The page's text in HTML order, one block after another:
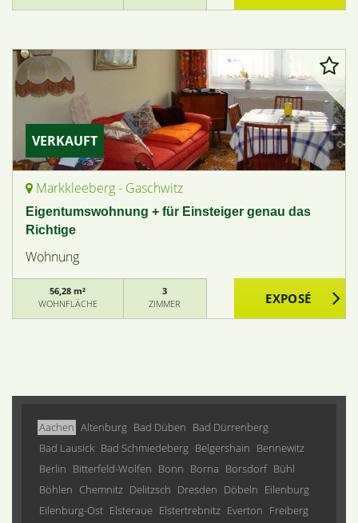
VERKAUFT
Markkleeberg - Gaschwitz
Eigentumswohnung + für Einsteiger genau das
Richtige
Wohnung
56,28 m²
WOHNFLÄCHE
3
ZIMMER
Aachen Altenburg Bad Düben Bad Dürrenberg
Bad Lausick Bad Schmiedeberg Belgershain Bennewitz
Berlin Bitterfeld-Wolfen Bonn Borna Borsdorf Bühl
Böhlen Chemnitz Delitzsch Dresden Döbeln Eilenburg
Eilenburg-Ost Elsteraue Elstertrebnitz Everton Freiberg